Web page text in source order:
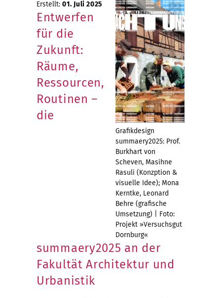
Grafikdesign
summaery2025: Prof.
Burkhart von
Scheven, Masihne
Rasuli (Konzption &
visuelle Idee); Mona
Kerntke, Leonard
Behre (grafische
Umsetzung) | Foto:
Projekt »Versuchsgut
Dornburg«
Erstellt: 01. Juli 2025
Entwerfen
für die
Zukunft:
Räume,
Ressourcen,
Routinen –
die
summaery2025 an der
Fakultät Architektur und
Urbanistik